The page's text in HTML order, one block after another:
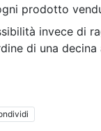
prodotto
invece di
di una decina